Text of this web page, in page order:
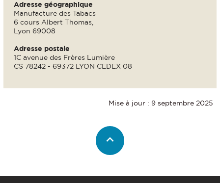
Adresse géographique
Manufacture des Tabacs
6 cours Albert Thomas,
Lyon 69008
Adresse postale
1C avenue des Frères Lumière
CS 78242 - 69372 LYON CEDEX 08
Mise à jour : 9 septembre 2025